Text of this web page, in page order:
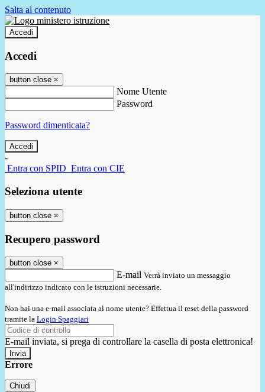
Salta al contenuto
Accedi
Accedi
button close ×
Nome Utente
Password
Password dimenticata?
-
Entra con SPID Entra con CIE
Seleziona utente
button close ×
Recupero password
button close ×
E-mail Verrà inviato un messaggio
all'indirizzo indicato con le istruzioni necessarie.
Non hai una e-mail associata al nome utente? Effettua il reset della password
tramite la Login Spaggiari
E-mail inviata, si prega di controllare la casella di posta elettronica!
Errore
Chiudi